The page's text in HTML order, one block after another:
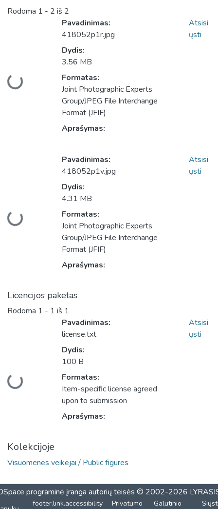
Rodoma 1 - 2 iš 2
Įkeliama...
Pavadinimas:
418052p1r.jpg
Dydis:
3.56 MB
Formatas:
Joint Photographic Experts
Group/JPEG File Interchange
Format (JFIF)
Aprašymas:
Atsisi
ųsti
Įkeliama...
Pavadinimas:
418052p1v.jpg
Dydis:
4.31 MB
Formatas:
Joint Photographic Experts
Group/JPEG File Interchange
Format (JFIF)
Aprašymas:
Atsisi
ųsti
Licencijos paketas
Rodoma 1 - 1 iš 1
Įkeliama...
Pavadinimas:
license.txt
Dydis:
100 B
Formatas:
Item-specific license agreed
upon to submission
Aprašymas:
Atsisi
ųsti
Kolekcijoje
Visuomenės veikėjai / Public figures
programinė įranga autorių teisės © 2002-2026
footer.link.accessibility Privatumo Galutinio